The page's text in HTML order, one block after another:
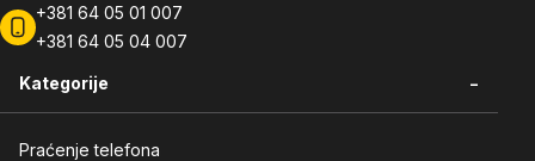
+381 64 05 01 007
+381 64 05 04 007
Kategorije -
Praćenje telefona